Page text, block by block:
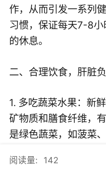
作，从而引发一系列
习惯，保证每天7-8
的休息。
二、合理饮食，肝脏
1. 多吃蔬菜水果：新
矿物质和膳食纤维，
是绿色蔬菜，如菠菜
阅读量: 142